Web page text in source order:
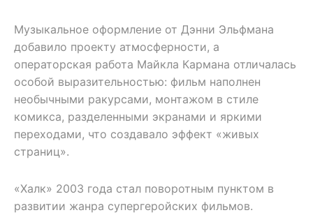
Музыкальное оформление от Дэнни Эльфмана
добавило проекту атмосферности, а
операторская работа Майкла Кармана отличалась
особой выразительностью: фильм наполнен
необычными ракурсами, монтажом в стиле
комикса, разделенными экранами и яркими
переходами, что создавало эффект «живых
страниц».
«Халк» 2003 года стал поворотным пунктом в
развитии жанра супергеройских фильмов.